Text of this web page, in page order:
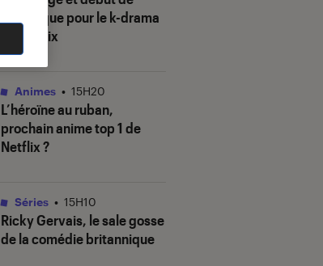
polémique pour le k-drama
de Netflix
L’héroïne au ruban,
prochain anime top 1 de
Netflix ?
Animes • 15H20
Ricky Gervais, le sale gosse
de la comédie britannique
Séries • 15H10